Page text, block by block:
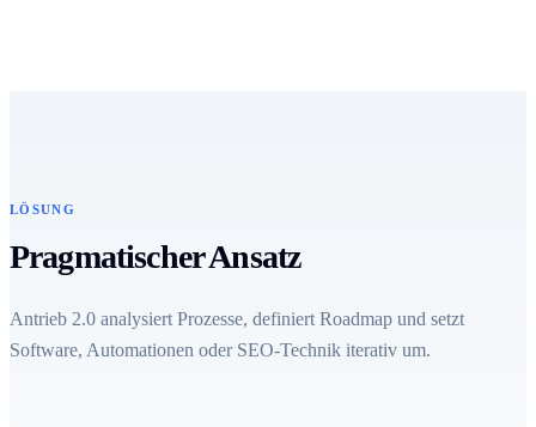
LÖSUNG
Pragmatischer Ansatz
Antrieb 2.0 analysiert Prozesse, definiert Roadmap und setzt
Software, Automationen oder SEO-Technik iterativ um.